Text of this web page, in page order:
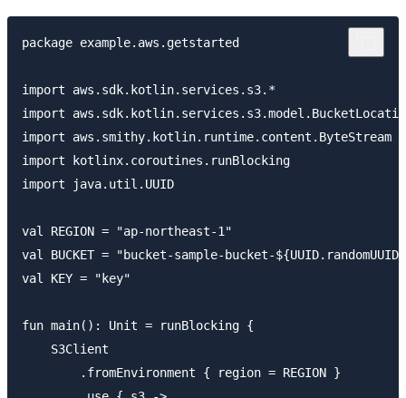
package example.aws.getstarted
import aws.sdk.kotlin.services.s3.*
import
import aws.smithy.kotlin.runtime.content.ByteStream
import kotlinx.coroutines.runBlocking
import java.util.UUID
val REGION = "ap-northeast-1"
val BUCKET = "bucket-sample-bucket-
val KEY = "key"
fun main(): Unit = runBlocking {
    S3Client
        .fromEnvironment { region = REGION }